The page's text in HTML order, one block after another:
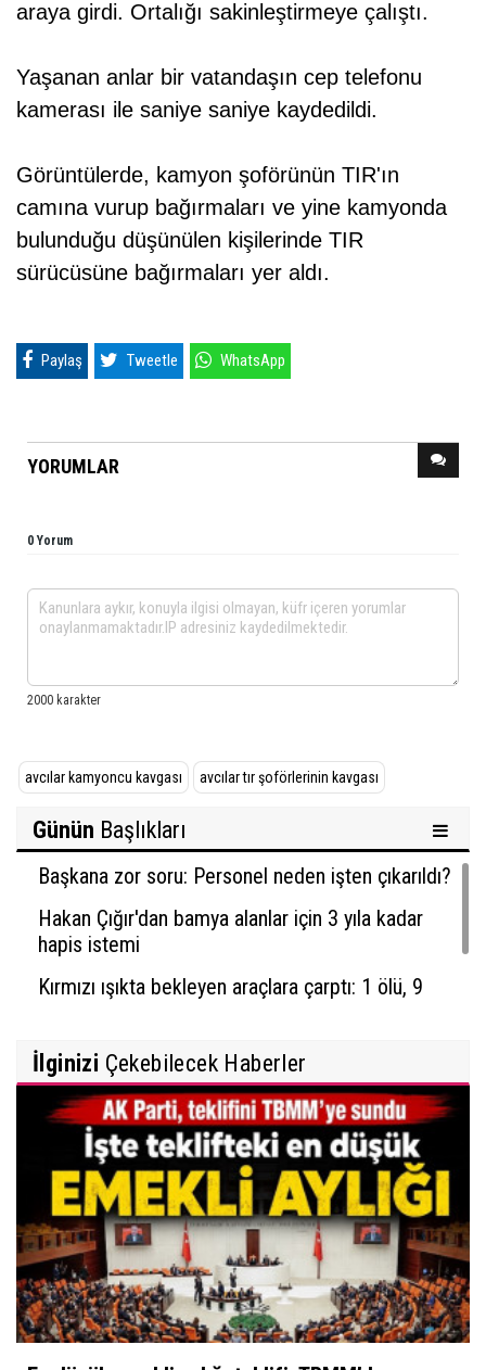
araya girdi. Ortalığı sakinleştirmeye çalıştı.
Yaşanan anlar bir vatandaşın cep telefonu
kamerası ile saniye saniye kaydedildi.
Görüntülerde, kamyon şoförünün TIR'ın
camına vurup bağırmaları ve yine kamyonda
bulunduğu düşünülen kişilerinde TIR
sürücüsüne bağırmaları yer aldı.
Paylaş Tweetle WhatsApp
YORUMLAR
0 Yorum
avcılar kamyoncu kavgası avcılar tır şoförlerinin kavgası
Günün Başlıkları
Başkana zor soru: Personel neden işten çıkarıldı?
Hakan Çığır'dan bamya alanlar için 3 yıla kadar
hapis istemi
Kırmızı ışıkta bekleyen araçlara çarptı: 1 ölü, 9
İlginizi Çekebilecek Haberler